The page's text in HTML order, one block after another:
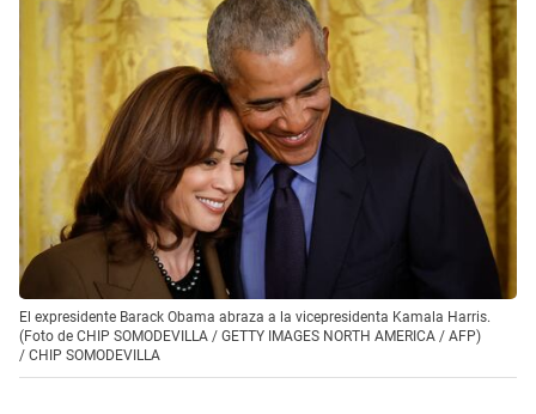
El expresidente Barack Obama abraza a la vicepresidenta Kamala Harris.
(Foto de CHIP SOMODEVILLA / GETTY IMAGES NORTH AMERICA / AFP)
/ CHIP SOMODEVILLA